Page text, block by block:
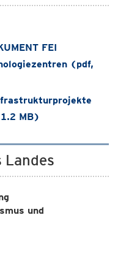
FEI
(pdf,
MB)
Landes
und